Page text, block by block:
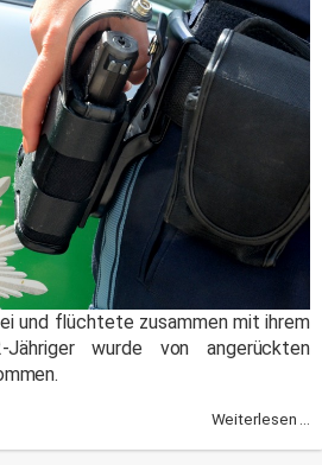
und flüchtete zusammen mit ihrem
Jähriger wurde von angerückten
Weiterlesen ...